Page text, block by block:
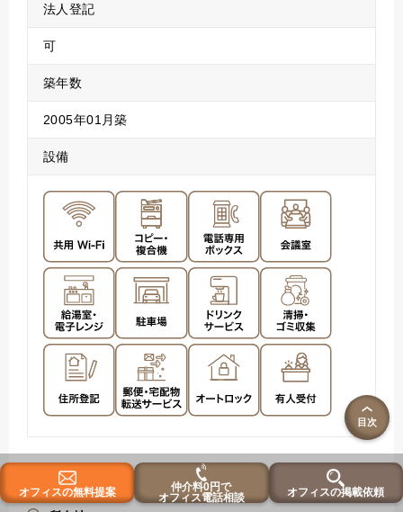
法人登記
可
築年数
2005年01月築
設備
アクセス
目次
オフィスの無料提案
仲介料0円で
オフィス電話相談
オフィスの掲載依頼